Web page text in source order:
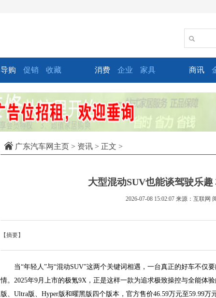
导购 促销 收藏 消费 企业 家具 商讯
广东汽车网主页 > 资讯 > 正文 >
大型混动SUV也能谈驾驶乐趣
2026-07-08 15:02:07 来源：互联网
【摘要】
当“年轻人”与“混动SUV”这两个关键词相遇，一台真正的好车不仅
情。2025年9月上市的极氪9X，正是这样一款为追求极致操控与全能体
版、Ultra版、Hyper版和曜黑版四个版本，官方售价46.59万元至59.99万